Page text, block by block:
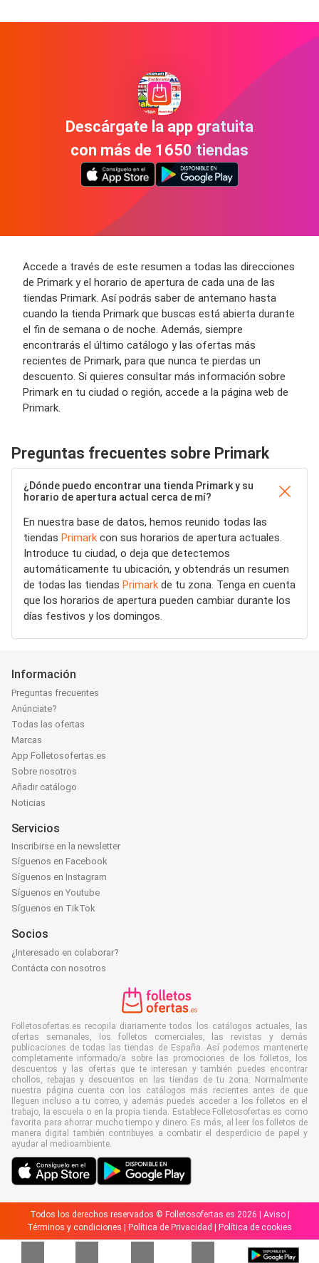
Descárgate la app gratuita
con más de 1650 tiendas
Accede a través de este resumen a todas las direcciones
de Primark y el horario de apertura de cada una de las
tiendas Primark. Así podrás saber de antemano hasta
cuando la tienda Primark que buscas está abierta durante
el fin de semana o de noche. Además, siempre
encontrarás el último catálogo y las ofertas más
recientes de Primark, para que nunca te pierdas un
descuento. Si quieres consultar más información sobre
Primark en tu ciudad o región, accede a la página web de
Primark.
Preguntas frecuentes sobre Primark
¿Dónde puedo encontrar una tienda Primark y su
horario de apertura actual cerca de mí?
En nuestra base de datos, hemos reunido todas las
tiendas Primark con sus horarios de apertura actuales.
Introduce tu ciudad, o deja que detectemos
automáticamente tu ubicación, y obtendrás un resumen
de todas las tiendas Primark de tu zona. Tenga en cuenta
que los horarios de apertura pueden cambiar durante los
días festivos y los domingos.
Información
Preguntas frecuentes
Anúnciate?
Todas las ofertas
Marcas
App Folletosofertas.es
Sobre nosotros
Añadir catálogo
Noticias
Servicios
Inscribirse en la newsletter
Síguenos en Facebook
Síguenos en Instagram
Síguenos en Youtube
Síguenos en TikTok
Socios
¿Interesado en colaborar?
Contácta con nosotros
Folletosofertas.es recopila diariamente todos los catálogos actuales, las
ofertas semanales, los folletos comerciales, las revistas y demás
publicaciones de todas las tiendas de España. Así podemos mantenerte
completamente informado/a sobre las promociones de los folletos, los
descuentos y las ofertas que te interesan y también puedes encontrar
chollos, rebajas y descuentos en las tiendas de tu zona. Normalmente
nuestra página cuenta con los catálogos más recientes antes de que
lleguen incluso a tu correo, y además puedes acceder a los folletos en el
trabajo, la escuela o en la propia tienda. Establece Folletosofertas.es como
favorita para ahorrar mucho tiempo y dinero. Es más, al leer los folletos de
manera digital también contribuyes a combatir el desperdicio de papel y
ayudar al medioambiente.
Todos los derechos reservados © Folletosofertas.es 2026 | Aviso|
Términos y condiciones
Política de Privacidad Política de cookies